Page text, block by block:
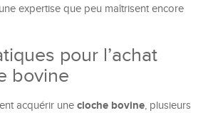
expertise que peu maîtrisent encore
pour l’achat
bovine
acquérir une cloche bovine, plusieurs